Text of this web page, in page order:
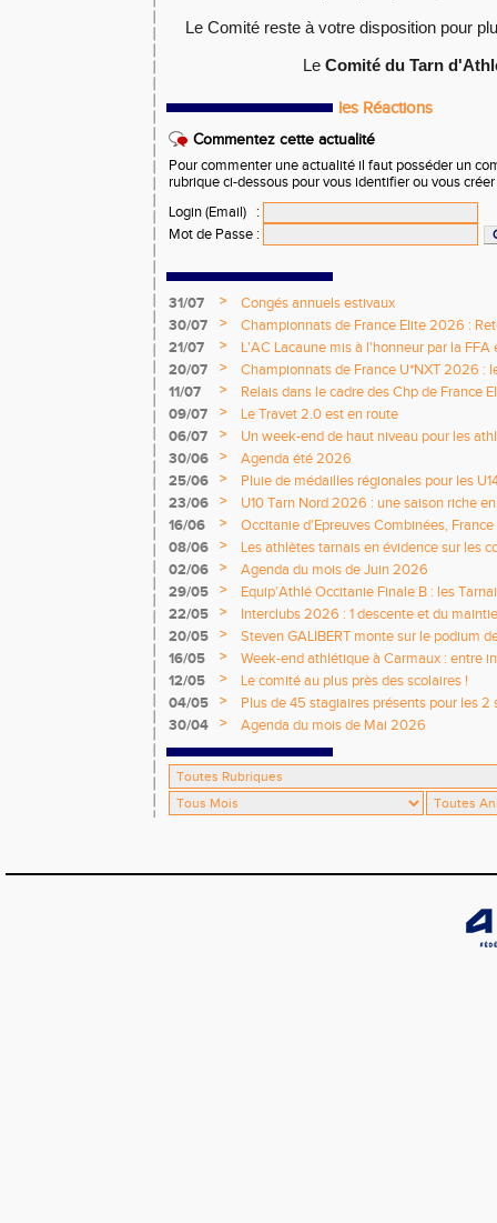
Le Comité reste à votre disposition pour
Le Comité du Tarn
les Réactions
Commentez cette actualité
Pour commenter une actualité il faut posséder un
rubrique ci-dessous pour vous identifier ou vous
Login (Email)
:
Mot de Passe :
31/07 >
Congés annuels estivaux
30/07
>
Championnats de France Elite 2026 :
21/07
>
L'AC Lacaune mis à l'honneur par la
20/07
>
Championnats de France U*NXT 2026 :
titres nationaux !
11/07 >
Relais dans le cadre des Chp de France
09/07
>
Le Travet 2.0 est en route
06/07
>
Un week-end de haut niveau pour les
nationale
30/06 >
Agenda été 2026
25/06
>
Pluie de médailles régionales pour les
23/06
>
U10 Tarn Nord 2026 : une saison riche
émotions
16/06 >
Occitanie d'Epreuves Combinées,
National de Castres
08/06 >
Les athlètes tarnais en évidence sur les
02/06
>
Agenda du mois de Juin 2026
29/05
>
Equip’Athlé Occitanie Finale B : les
22/05
>
Interclubs 2026 : 1 descente et du
20/05
>
Steven GALIBERT monte sur le podium
16/05
>
Week-end athlétique à Carmaux : entre
départementaux jeunes
12/05 >
Le comité au plus près des scolaires !
04/05
>
Plus de 45 stagiaires présents pour les 2
Comité !
30/04 > Agenda du mois de Mai 2026